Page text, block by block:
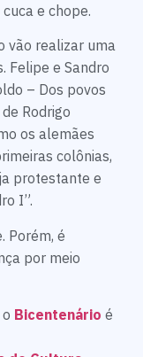
e chope.
vão realizar uma
Felipe e Sandro
– Dos povos
Rodrigo
os alemães
colônias,
protestante e
I”.
Porém, é
por meio
Bicentenário é